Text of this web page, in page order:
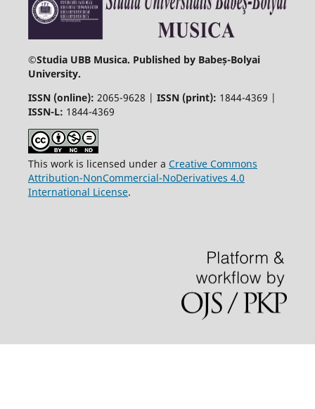
©Studia UBB Musica. Published by Babeș-Bolyai
University.
ISSN (online): 2065-9628 | ISSN (print): 1844-4369 |
ISSN-L: 1844-4369
This work is licensed under a Creative Commons
Attribution-NonCommercial-NoDerivatives 4.0
International License.